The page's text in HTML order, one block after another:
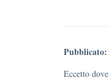
Pubblicato:
Eccetto